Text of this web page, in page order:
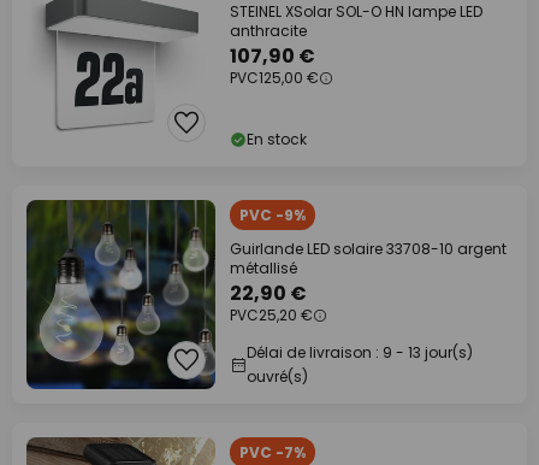
STEINEL XSolar SOL-O HN lampe LED
anthracite
107,90 €
PVC125,00 €
En stock
PVC -9%
Guirlande LED solaire 33708-10 argent
métallisé
22,90 €
PVC25,20 €
Délai de livraison : 9 - 13 jour(s)
ouvré(s)
PVC -7%